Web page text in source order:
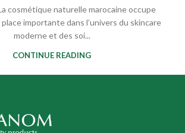
cosmétique naturelle marocaine occupe
place importante dans l’univers du skincare
moderne et des soi...
CONTINUE READING